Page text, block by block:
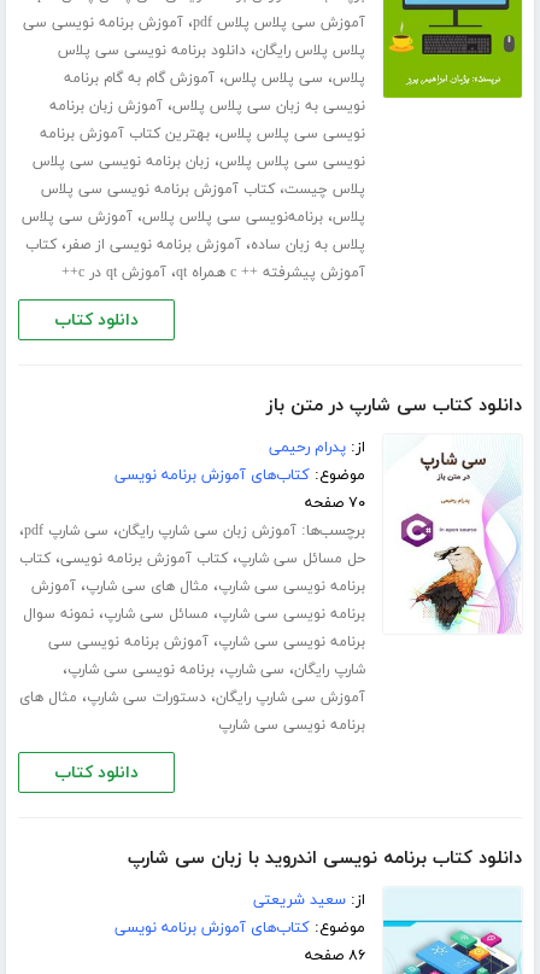
آموزش سی پلاس پلاس pdf ،آموزش برنامه نویسی سی
پلاس پلاس رایگان،دانلود برنامه نویسی سی پلاس
پلاس، سی پلاس پلاس،آموزش گام به گام برنامه
نویسی به زبان سی پلاس پلاس،آموزش زبان برنامه
نویسی سی پلاس پلاس،بهترین کتاب آموزش برنامه
نویسی سی پلاس پلاس، زبان برنامه نویسی سی پلاس
پلاس چیست،کتاب آموزش برنامه نویسی سی پلاس
پلاس،برنامه‌نویسی سی پلاس پلاس،آموزش سی پلاس
پلاس به زبان ساده،آموزش برنامه نویسی از صفر،کتاب
آموزش پیشرفته ++ c همراه qt
،آموزش qt در c++
دانلود کتاب
دانلود کتاب سی شارپ در متن باز
از:پدرام رحیمی
موضوع:کتاب‌های آموزش برنامه نویسی
۷۰ صفحه
برچسب‌ها:آموزش زبان سی شارپ رایگان، سی شارپ pdf ،
حل مسائل سی شارپ،کتاب آموزش برنامه نویسی،کتاب
برنامه نویسی سی شارپ، مثال های سی شارپ،آموزش
برنامه نویسی سی شارپ، مسائل سی شارپ،نمونه سوال
برنامه نویسی سی شارپ،آموزش برنامه نویسی سی
شارپ رایگان، سی شارپ،برنامه نویسی سی شارپ،
آموزش سی شارپ رایگان،دستورات سی شارپ، مثال های
برنامه نویسی سی شارپ
دانلود کتاب
دانلود کتاب برنامه نویسی اندروید با زبان سی شارپ
از:سعید شریعتی
موضوع:کتاب‌های آموزش برنامه نویسی
۸۶ صفحه